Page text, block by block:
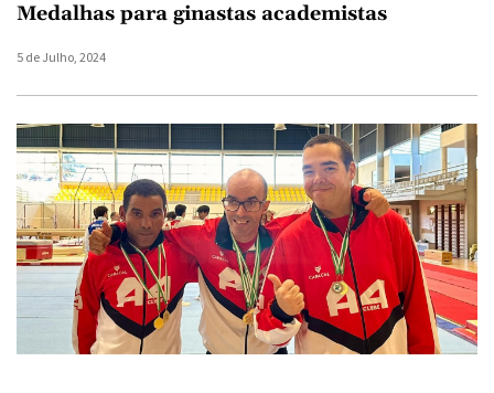
Medalhas para ginastas academistas
5 de Julho, 2024